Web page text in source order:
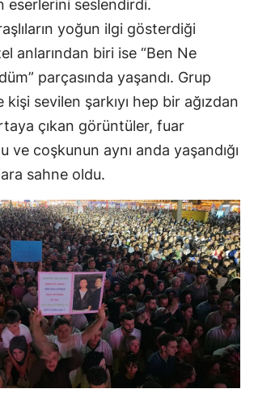
eserlerini seslendirdi.
yoğun ilgi gösterdiği
anlarından biri ise “Ben Ne
parçasında yaşandı. Grup
sevilen şarkıyı hep bir ağızdan
çıkan görüntüler, fuar
ve coşkunun aynı anda yaşandığı
sahne oldu.